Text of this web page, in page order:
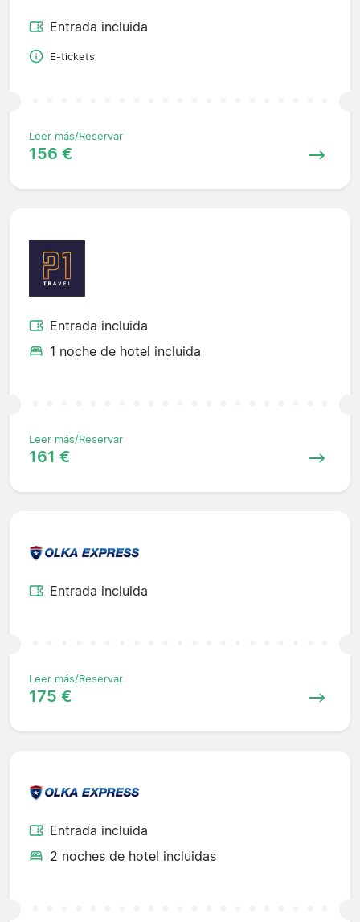
Entrada incluida
E-tickets
Leer más/Reservar
156 €
Entrada incluida
1 noche de hotel incluida
Leer más/Reservar
161 €
Entrada incluida
Leer más/Reservar
175 €
Entrada incluida
2 noches de hotel incluidas